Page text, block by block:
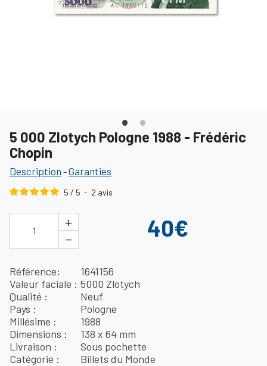
5 000 Zlotych Pologne 1988 - Frédéric
Chopin
Description -Garanties
5 / 5 - 2 avis
1
+
−
40€
Référence
1641156
Valeur faciale
5000 Zlotych
Qualité
Neuf
Pays
Pologne
Millésime
1988
Dimensions
138 x 64 mm
Livraison
Sous pochette
Catégorie
Billets du Monde